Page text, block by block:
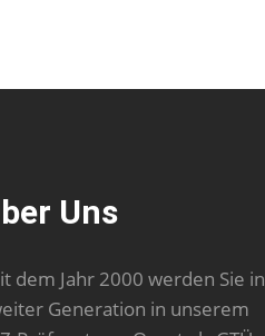
Uns
dem Jahr 2000 werden Sie in
Generation in unserem